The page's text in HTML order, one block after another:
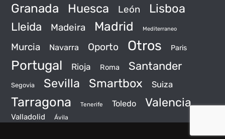
Granada Huesca León Lisboa
Lleida Madeira Madrid Mediterraneo
Murcia Navarra Oporto Otros Paris
Portugal Rioja Roma Santander
Segovia Sevilla Smartbox Suiza
Tarragona Tenerife Toledo Valencia
Valladolid Ávila